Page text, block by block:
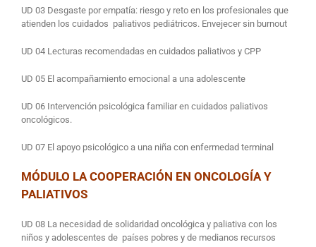
UD 03 Desgaste por empatía: riesgo y reto en los profesionales que
atienden los cuidados paliativos pediátricos. Envejecer sin burnout
UD 04 Lecturas recomendadas en cuidados paliativos y CPP
UD 05 El acompañamiento emocional a una adolescente
UD 06 Intervención psicológica familiar en cuidados paliativos
oncológicos.
UD 07 El apoyo psicológico a una niña con enfermedad terminal
MÓDULO LA COOPERACIÓN EN ONCOLOGÍA Y
PALIATIVOS
UD 08 La necesidad de solidaridad oncológica y paliativa con los
niños y adolescentes de países pobres y de medianos recursos